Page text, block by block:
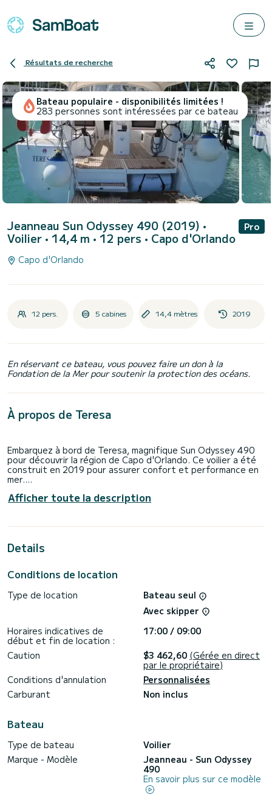
Résultats de recherche
Bateau populaire - disponibilités limitées !
283 personnes sont intéressées par ce bateau
Jeanneau Sun Odyssey 490 (2019) •
Voilier • 14,4 m • 12 pers • Capo d'Orlando
Pro
Capo d'Orlando
12 pers. 5 cabines 14,4 mètres 2019
En réservant ce bateau, vous pouvez faire un don à la
Fondation de la Mer pour soutenir la protection des océans.
À propos de Teresa
Embarquez à bord de Teresa, magnifique Sun Odyssey 490
pour découvrir la région de Capo d'Orlando. Ce voilier a été
construit en 2019 pour assurer confort et performance en
mer.
Vous allez passer une croisière d'exception sur ce voilier
douche.
automatique, Propulseur d'étrave, Haut-parleurs extérieurs,
Nous vous invitions à faire une demande de devis
directement via la plateforme, nous reviendrons vers vous
Afficher toute la description
Details
Conditions de location
Type de location
Bateau seul
Avec skipper
Horaires indicatives de
début et fin de location :
17:00 / 09:00
Caution
$3 462,60 (Gérée en direct
par le propriétaire)
Conditions d'annulation
Personnalisées
Carburant
Non inclus
Bateau
Type de bateau
Voilier
Marque - Modèle
Jeanneau - Sun Odyssey
490
En savoir plus sur ce modèle